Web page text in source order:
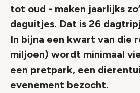
tot oud - maken jaarlijks
daguitjes. Dat is 26
In bijna een kwart van die
miljoen) wordt minimaal
een pretpark, een
evenement bezocht.